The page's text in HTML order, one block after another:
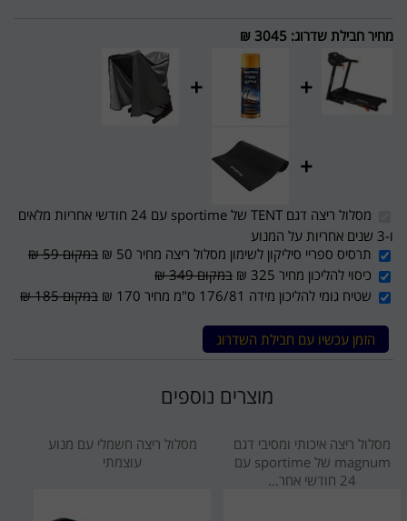
מחיר חבילת שדרוג:
3045 ₪
+
+
+
מסלול ריצה דגם TENT של sportime עם 24 חודשי אחריות מלאים
ו-3 שנים אחריות על המנוע
תרסיס ספריי סיליקון לשימון מסלול ריצה מחיר 50 ₪
במקום 59 ₪
כיסוי להליכון מחיר 325 ₪
במקום 349 ₪
שטיח גומי להליכון מידה 176/81 ס"מ מחיר 170 ₪
במקום 185 ₪
הזמן עכשיו עם חבילת השדרוג
מוצרים נוספים
מסלול ריצה איכותי ומסיבי דגם
magnum של sportime עם
24 חודשי אחר...
מסלול ריצה חשמלי עם מנוע
עוצמתי